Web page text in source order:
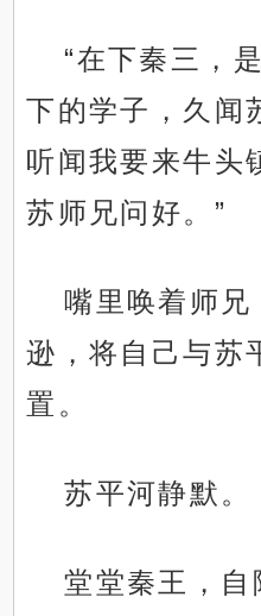
“在下秦三，
下的学子，久闻
听闻我要来牛头
苏师兄问好。”
嘴里唤着师兄
逊，将自己与苏
置。
苏平河静默。
堂堂秦王，自